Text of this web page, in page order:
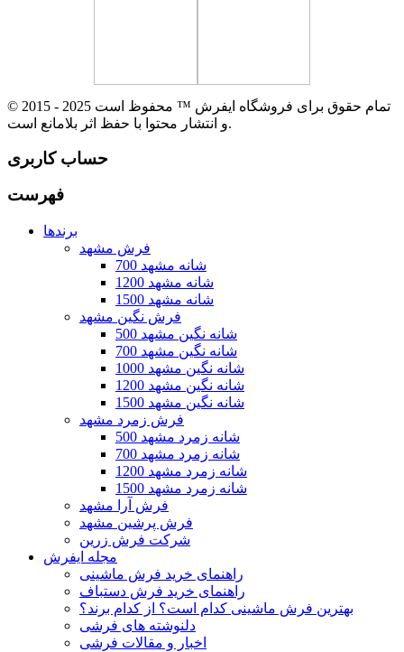
© 2015 - 2025 تمام حقوق برای فروشگاه ایفرش ™ محفوظ است
و انتشار محتوا با حفظ اثر بلامانع است.
حساب کاربری
فهرست
برندها
فرش مشهد
700 شانه مشهد
1200 شانه مشهد
1500 شانه مشهد
فرش نگین مشهد
500 شانه نگین مشهد
700 شانه نگین مشهد
1000 شانه نگین مشهد
1200 شانه نگین مشهد
1500 شانه نگین مشهد
فرش زمرد مشهد
500 شانه زمرد مشهد
700 شانه زمرد مشهد
1200 شانه زمرد مشهد
1500 شانه زمرد مشهد
فرش آرا مشهد
فرش پرشین مشهد
شرکت فرش زرین
مجله ایفرش
راهنمای خرید فرش ماشینی
راهنمای خرید فرش دستباف
بهترین فرش ماشینی کدام است؟ از کدام برند؟
دلنوشته های فرشی
اخبار و مقالات فرشی